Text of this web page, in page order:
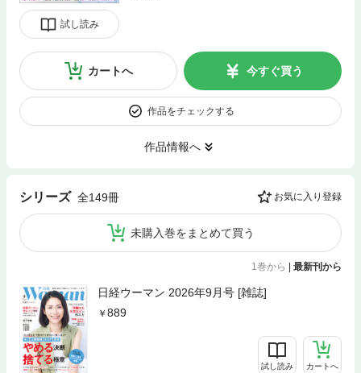
試し読み
カートへ 今すぐ買う
作品をチェックする
作品情報へ
シリーズ 全149冊 お気に入り登録
未購入巻をまとめて買う
1巻から | 最新刊から
日経ウーマン 2026年9月号 [雑誌]
889
試し読み カートへ